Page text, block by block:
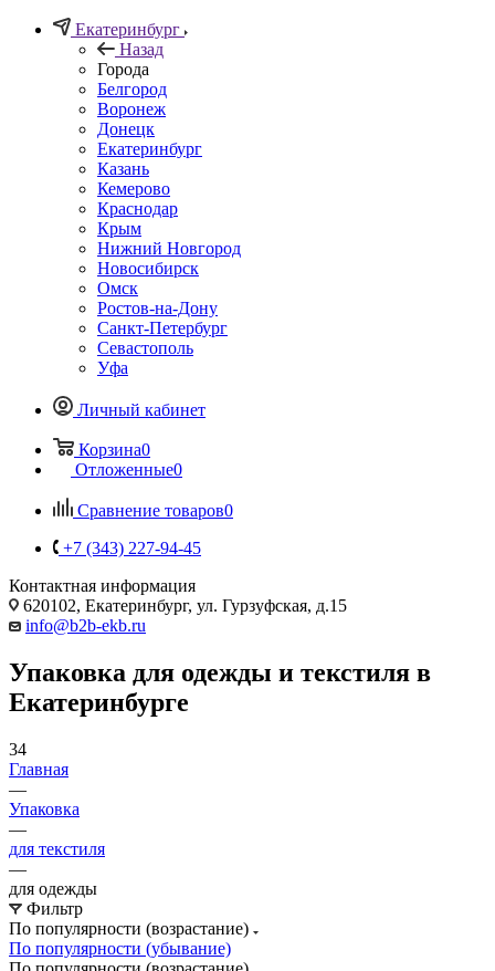
Екатеринбург
Назад
Города
Белгород
Воронеж
Донецк
Екатеринбург
Казань
Кемерово
Краснодар
Крым
Нижний Новгород
Новосибирск
Омск
Ростов-на-Дону
Санкт-Петербург
Севастополь
Уфа
Личный кабинет
Корзина0
Отложенные0
Сравнение товаров0
+7 (343) 227-94-45
Контактная информация
620102, Екатеринбург, ул. Гурзуфская, д.15
info@b2b-ekb.ru
Упаковка для одежды и текстиля в
Екатеринбурге
34
Главная
—
Упаковка
—
для текстиля
—
для одежды
Фильтр
По популярности (возрастание)
По популярности (убывание)